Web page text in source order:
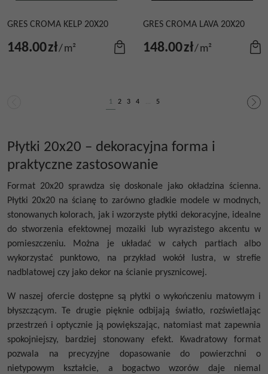
GRES CROMA KELP 20X20
148.00zł/m²
GRES CROMA LAVA 20X20
148.00zł/m²
1 2 3 4 ... 5
Płytki 20x20 – dekoracyjna forma i
praktyczne zastosowanie
Format 20x20 sprawdza się doskonale jako okładzina ścienna.
Płytki 20x20 na ścianę to zarówno gładkie modele w modnych,
stonowanych kolorach, jak i wzorzyste płytki dekoracyjne, idealne
do stworzenia efektownej mozaiki lub wyrazistego akcentu w
pomieszczeniu. Można je układać w całych partiach albo
wykorzystać punktowo, na przykład wokół lustra, w strefie
nadblatowej czy jako dekor na ścianie prysznicowej.
W naszej ofercie dostępne są płytki o wykończeniu matowym i
błyszczącym. Te drugie pięknie odbijają światło, rozświetlając
przestrzeń i optycznie ją powiększając, natomiast mat zapewnia
spokojniejszy, bardziej stonowany efekt. Kwadratowy format
pozwala na precyzyjne dopasowanie do powierzchni o
nietypowym kształcie, a bogactwo wzorów daje niemal